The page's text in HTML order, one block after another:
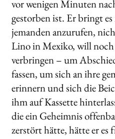
vor wenigen Minuten
gestorben ist. Er bringt
jemanden anzurufen,
Lino in Mexiko, will
verbringen – um
fassen, um sich an ihre
erinnern und sich die
ihm auf Kassette
die ein Geheimnis
zerstört hätte, hätte er es